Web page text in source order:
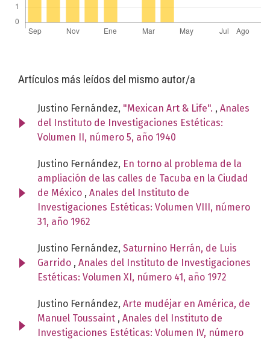
Artículos más leídos del mismo autor/a
Justino Fernández, "Mexican Art & Life". , Anales
del Instituto de Investigaciones Estéticas:
Volumen II, número 5, año 1940
Justino Fernández, En torno al problema de la
ampliación de las calles de Tacuba en la Ciudad
de México , Anales del Instituto de
Investigaciones Estéticas: Volumen VIII, número
31, año 1962
Justino Fernández, Saturnino Herrán, de Luis
Garrido , Anales del Instituto de Investigaciones
Estéticas: Volumen XI, número 41, año 1972
Justino Fernández, Arte mudéjar en América, de
Manuel Toussaint , Anales del Instituto de
Investigaciones Estéticas: Volumen IV, número